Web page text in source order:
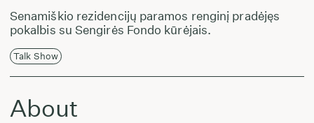
Senamiškio rezidencijų paramos renginį pradėjęs
pokalbis su Sengirės Fondo kūrėjais.
Talk Show
About